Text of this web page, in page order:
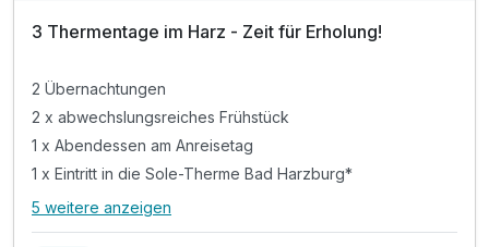
3 Thermentage im Harz - Zeit für Erholung!
2 Übernachtungen
2 x abwechslungsreiches Frühstück
1 x Abendessen am Anreisetag
1 x Eintritt in die Sole-Therme Bad Harzburg*
Alle Inklusivleistungen
5 weitere anzeigen